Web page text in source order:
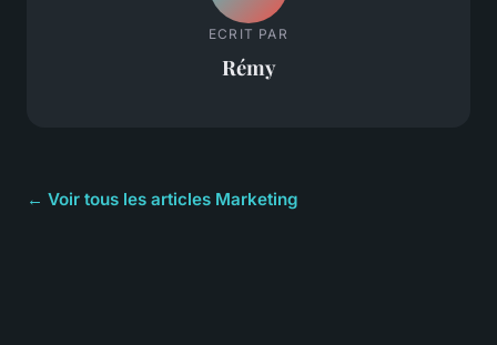
ECRIT PAR
Rémy
← Voir tous les articles Marketing